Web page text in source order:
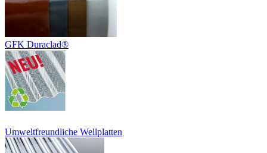
GFK Duraclad®
Umweltfreundliche Wellplatten